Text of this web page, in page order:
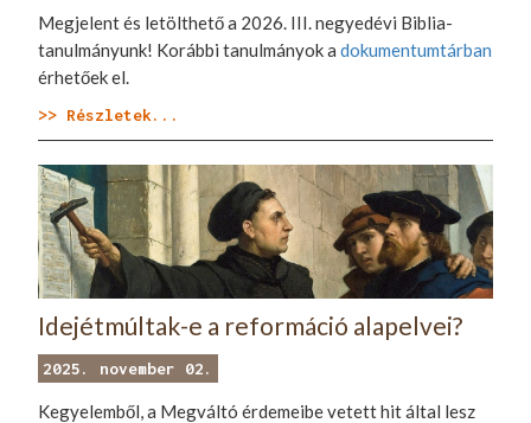
Megjelent és letölthető a 2026. III. negyedévi Biblia-
tanulmányunk! Korábbi tanulmányok adokumentumtárban
érhetőek el.
>> Részletek...
Idejétmúltak-e a reformáció alapelvei?
2025. november 02.
Kegyelemből, a Megváltó érdemeibe vetett hit által lesz